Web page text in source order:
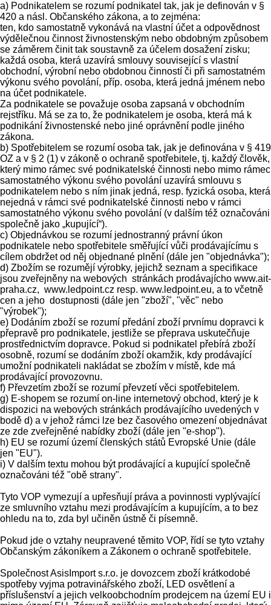
a) Podnikatelem se rozumí podnikatel tak, jak je definován v §
420 a násl. Občanského zákona, a to zejména:
ten, kdo samostatně vykonává na vlastní účet a odpovědnost
výdělečnou činnost živnostenským nebo obdobným způsobem
se záměrem činit tak soustavně za účelem dosažení zisku;
každá osoba, která uzavírá smlouvy související s vlastní
obchodní, výrobní nebo obdobnou činností či při samostatném
výkonu svého povolání, příp. osoba, která jedná jménem nebo
na účet podnikatele.
Za podnikatele se považuje osoba zapsaná v obchodním
rejstříku. Má se za to, že podnikatelem je osoba, která má k
podnikání živnostenské nebo jiné oprávnění podle jiného
zákona.
b) Spotřebitelem se rozumí osoba tak, jak je definována v § 419
OZ a v § 2 (1) v zákoně o ochraně spotřebitele, tj. každý člověk,
který mimo rámec své podnikatelské činnosti nebo mimo rámec
samostatného výkonu svého povolání uzavírá smlouvu s
podnikatelem nebo s ním jinak jedná, resp. fyzická osoba, která
nejedná v rámci své podnikatelské činnosti nebo v rámci
samostatného výkonu svého povolání (v dalším též označováni
společně jako „kupující“).
c) Objednávkou se rozumí jednostranný právní úkon
podnikatele nebo spotřebitele směřující vůči prodávajícímu s
cílem obdržet od něj objednané plnění (dále jen "objednávka");
d) Zbožím se rozumějí výrobky, jejichž seznam a specifikace
jsou zveřejněny na webových stránkách prodávajícho www.ait-
praha.cz, www.ledpoint.cz resp. www.ledpoint.eu, a to včetně
cen a jeho dostupnosti (dále jen "zboží", "věc" nebo
"výrobek");
e) Dodáním zboží se rozumí předání zboží prvnímu dopravci k
přepravě pro podnikatele, jestliže se přeprava uskutečňuje
prostřednictvím dopravce. Pokud si podnikatel přebírá zboží
osobně, rozumí se dodáním zboží okamžik, kdy prodávající
umožní podnikateli nakládat se zbožím v místě, kde má
prodávající provozovnu.
f) Převzetím zboží se rozumí převzetí věci spotřebitelem.
g) E-shopem se rozumí on-line internetový obchod, který je k
dispozici na webových stránkách prodávajícího uvedených v
bodě d) a v jehož rámci lze bez časového omezení objednávat
ze zde zveřejněné nabídky zboží (dále jen "e-shop").
h) EU se rozumí území členských států Evropské Unie (dále
jen "EU").
i) V dalším textu mohou být prodávající a kupující společně
označováni též "obě strany".
Tyto VOP vymezují a upřesňují práva a povinnosti vyplývající
ze smluvního vztahu mezi prodávajícím a kupujícím, a to bez
ohledu na to, zda byl učiněn ústně či písemně.
Pokud jde o vztahy neupravené těmito VOP, řídí se tyto vztahy
Občanským zákoníkem a Zákonem o ochraně spotřebitele.
Společnost AsisImport s.r.o. je dovozcem zboží krátkodobé
spotřeby vyjma potravinářského zboží, LED osvětlení a
příslušenství a jejich velkoobchodním prodejcem na území EU i